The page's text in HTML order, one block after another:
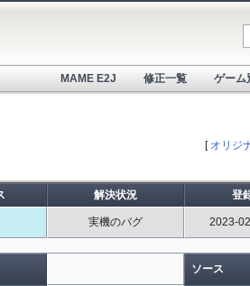
MAME E2J 修正一覧 ゲーム
[ オリジ
解決状況 登
実機のバグ 2023-
ソース